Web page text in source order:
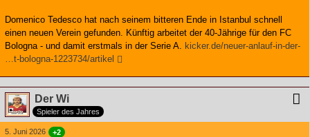
Domenico Tedesco hat nach seinem bitteren Ende in Istanbul schnell
einen neuen Verein gefunden. Künftig arbeitet der 40-Jährige für den FC
Bologna - und damit erstmals in der Serie A. kicker.de/neuer-anlauf-in-der-
…t-bologna-1223734/artikel
Der Wi
Spieler des Jahres
5. Juni 2026 +2